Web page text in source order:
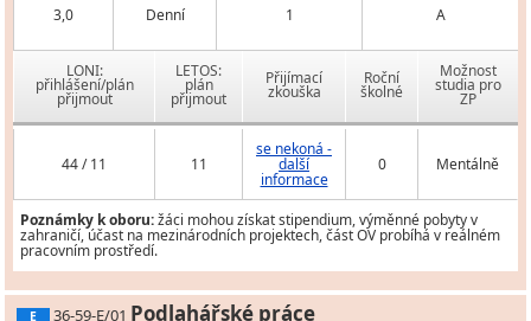
3,0 Denní 1 A
LONI:
přihlášení/plán
přijmout
LETOS:
plán
přijmout
Přijímací
zkouška
Roční
školné
Možnost
studia pro
ZP
44 / 11 11
se nekoná -
další
informace
0 Mentálně
Poznámky k oboru:žáci mohou získat stipendium, výměnné pobyty v
zahraničí, účast na mezinárodních projektech, část OV probíhá v reálném
pracovním prostředí.
E 36-59-E/01 Podlahářské práce